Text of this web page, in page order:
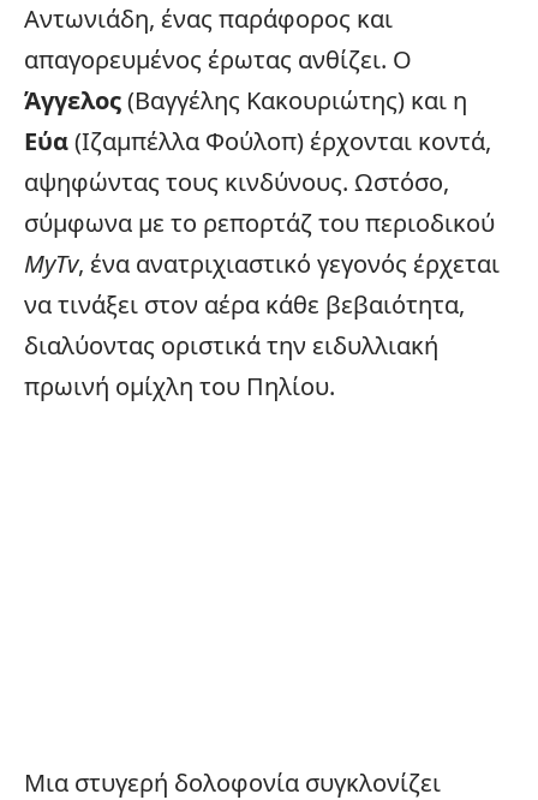
Αντωνιάδη, ένας παράφορος και
απαγορευμένος έρωτας ανθίζει. Ο
Άγγελος(Βαγγέλης Κακουριώτης) και η
Εύα(Ιζαμπέλλα Φούλοπ) έρχονται κοντά,
αψηφώντας τους κινδύνους. Ωστόσο,
σύμφωνα με το ρεπορτάζ του περιοδικού
MyTv, ένα ανατριχιαστικό γεγονός έρχεται
να τινάξει στον αέρα κάθε βεβαιότητα,
διαλύοντας οριστικά την ειδυλλιακή
πρωινή ομίχλη του Πηλίου.
Μια στυγερή δολοφονία συγκλονίζει